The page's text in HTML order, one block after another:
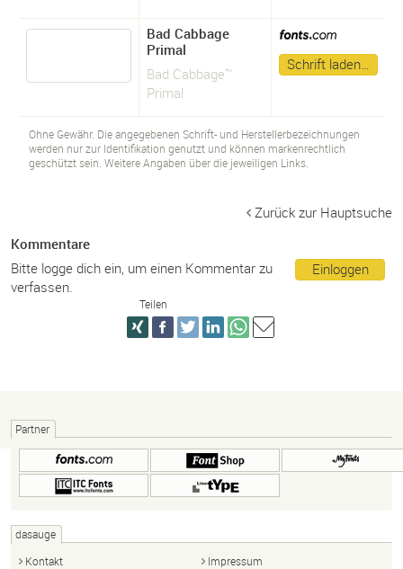
Bad Cabbage
Primal
Bad Cabbage™
Primal
Schrift laden…
Ohne Gewähr. Die angegebenen Schrift- und Herstellerbezeichnungen
werden nur zur Identifikation genutzt und können markenrechtlich
geschützt sein. Weitere Angaben über die jeweiligen Links.
Zurück zur Hauptsuche
Kommentare
Einloggen
Bitte logge dich ein, um einen Kommentar zu
verfassen.
Teilen
Partner
dasauge
Kontakt
Impressum